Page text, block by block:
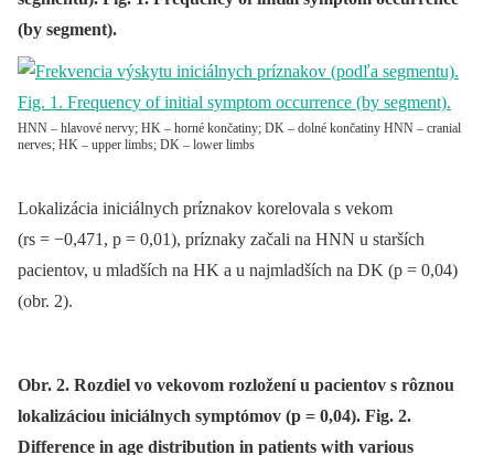
(by segment).
HNN – hlavové nervy; HK – horné končatiny; DK – dolné končatiny HNN – cranial
nerves; HK – upper limbs; DK – lower limbs
Lokalizácia iniciálnych príznakov korelovala s vekom
(rs = −0,471, p = 0,01), príznaky začali na HNN u starších
pacientov, u mladších na HK a u najmladších na DK (p = 0,04)
(obr. 2).
Obr. 2. Rozdiel vo vekovom rozložení u pacientov s rôznou
lokalizáciou iniciálnych symptómov (p = 0,04). Fig. 2.
Difference in age distribution in patients with various